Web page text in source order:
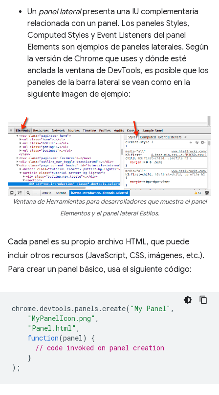
Un panel lateralpresenta una IU complementaria
relacionada con un panel. Los paneles Styles,
Computed Styles y Event Listeners del panel
Elements son ejemplos de paneles laterales. Según
la versión de Chrome que uses y dónde esté
anclada la ventana de DevTools, es posible que los
paneles de la barra lateral se vean como en la
siguiente imagen de ejemplo:
Ventana de Herramientas para desarrolladores que muestra el panel
Elementos y el panel lateral Estilos.
Cada panel es su propio archivo HTML, que puede
incluir otros recursos (JavaScript, CSS, imágenes, etc.).
Para crear un panel básico, usa el siguiente código:
chrome.devtools .panels .create( "My Panel" ,
"MyPanelIcon.png" ,
"Panel.html" ,
function(panel)
{
// code invoked on panel creation
}
);